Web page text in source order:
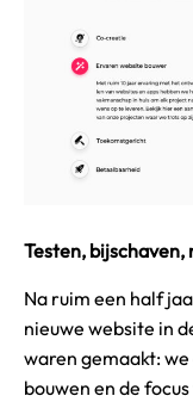
Testen,
Na ruim een half
nieuwe website in
waren gemaakt:
bouwen en de